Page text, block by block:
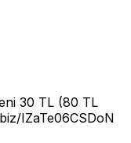
30 TL (80 TL
IZaTe06CSDoN